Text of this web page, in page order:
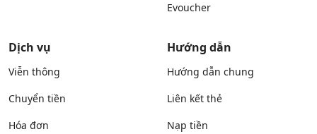
Evoucher
Dịch vụ
Viễn thông
Chuyển tiền
Hóa đơn
Hướng dẫn
Hướng dẫn chung
Liên kết thẻ
Nạp tiền